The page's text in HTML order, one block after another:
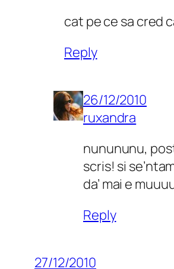
cat pe ce sa cred
Reply
26/12/2010
ruxandra
nunununu,
scris! si
da’ mai e
Reply
27/12/2010